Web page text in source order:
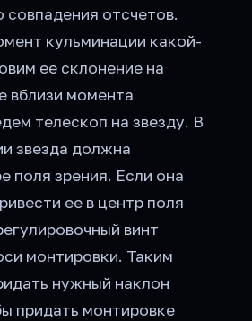
отсчетов.
кульминации какой-
ее склонение на
вблизи момента
телескоп на звезду. В
звезда должна
поля зрения. Если она
ее в центр поля
винт
монтировки. Таким
нужный наклон
придать монтировке